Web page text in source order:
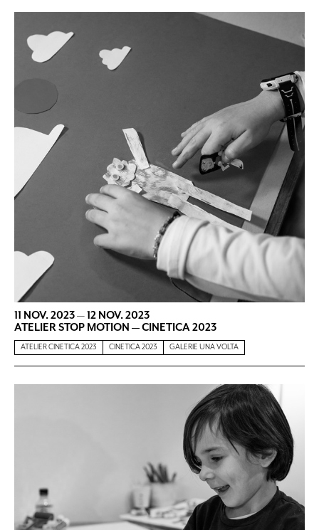
11 NOV. 2023—12 NOV. 2023
ATELIER STOP MOTION — CINETICA 2023
ATELIER CINETICA 2023 CINETICA 2023 GALERIE UNA VOLTA